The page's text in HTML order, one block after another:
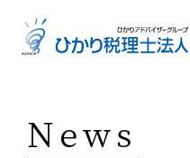
専門家一覧
News